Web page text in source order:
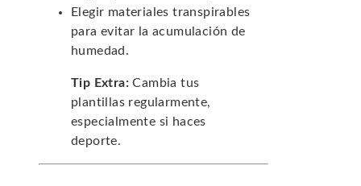
Elegir materiales transpirables
para evitar la acumulación de
humedad.
Tip Extra: Cambia tus
plantillas regularmente,
especialmente si haces
deporte.